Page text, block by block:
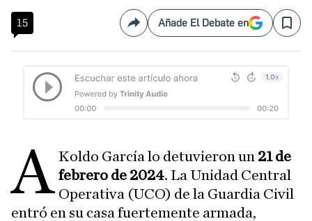
15 CompartirAñade El Debate en Save
A Koldo García lo detuvieron un 21 de
febrero de 2024. La Unidad Central
Operativa (UCO) de la Guardia Civil
entró en su casa fuertemente armada,